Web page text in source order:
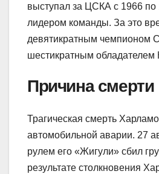
выступал за ЦСКА с 1966
лидером команды. За это
девятикратным чемпионом
шестикратным обладателем
Причина смерти
Трагическая смерть
автомобильной аварии. 27
рулем его «Жигули» сбил
результате столкновения